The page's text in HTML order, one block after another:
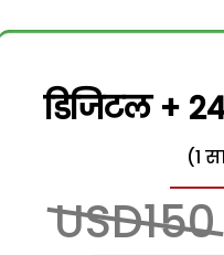
डिजिटल +
(1
USD150